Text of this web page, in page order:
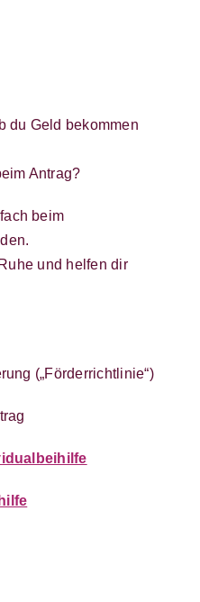
du Geld bekommen
Antrag?
beim
und helfen dir
(„Förderrichtlinie“)